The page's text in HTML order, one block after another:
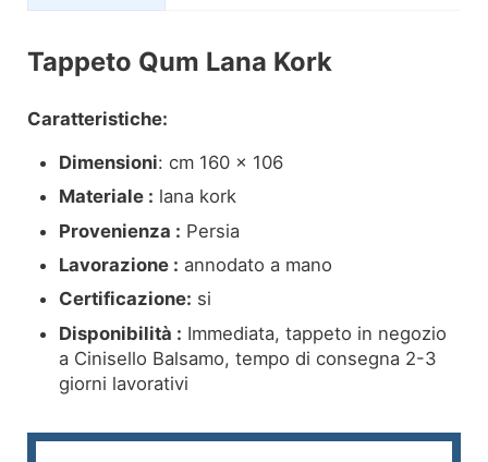
Descrizione
Tappeto Qum Lana Kork
Caratteristiche:
Dimensioni: cm 160 x 106
Materiale : lana kork
Provenienza : Persia
Lavorazione : annodato a mano
Certificazione: si
Disponibilità : Immediata, tappeto in negozio
a Cinisello Balsamo, tempo di consegna 2-3
giorni lavorativi